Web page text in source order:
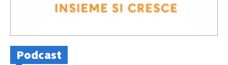
Podcast